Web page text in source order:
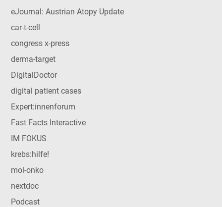
eJournal: Austrian Atopy Update
car-t-cell
congress x-press
derma-target
DigitalDoctor
digital patient cases
Expert:innenforum
Fast Facts Interactive
IM FOKUS
krebs:hilfe!
mol-onko
nextdoc
Podcast